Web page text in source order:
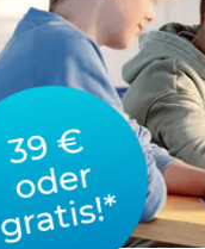
39 €
oder
gratis!*